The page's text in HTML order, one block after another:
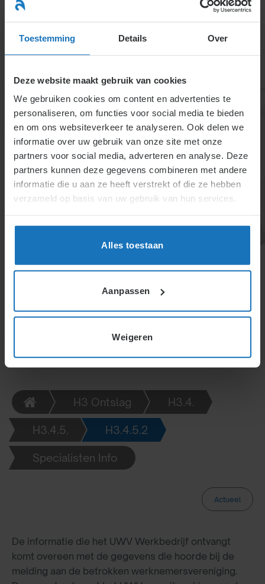
Toestemming Details Over
Deze website maakt gebruik van cookies
We gebruiken cookies om content en advertenties te
personaliseren, om functies voor social media te bieden
en om ons websiteverkeer te analyseren. Ook delen we
informatie over uw gebruik van onze site met onze
partners voor social media, adverteren en analyse. Deze
partners kunnen deze gegevens combineren met andere
informatie die u aan ze heeft verstrekt of die ze hebben
verzameld op basis van uw gebruik van hun services.
Alles toestaan
Aanpassen
Weigeren
naar
inhoud
Melding collectief
ontslag aan UWV-
werkbedrijf
Voor collectief ontslag informeert de werkgever
vakbonden en het UWV met details over
maand wachttijd. Bij meerdere UWV’s coördineert de
H3 Ontslag H3.4.
H3.4.5. H3.4.5.2
Specialisten Info
Actueel
De informatie die het UWV Werkbedrijf ontvangt
komt overeen met de gegevens die hoorde bij de
melding aan de betrokken werknemersvereniging.